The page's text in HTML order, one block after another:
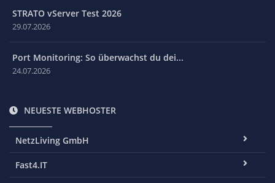
STRATO vServer Test 2026
29.07.2026
Port Monitoring: So überwachst du dei...
24.07.2026
NEUESTE WEBHOSTER
NetzLiving GmbH
Fast4.IT